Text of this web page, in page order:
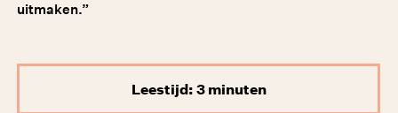
uitmaken.”
Leestijd: 3 minuten